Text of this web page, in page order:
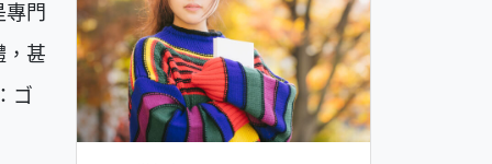
門
，甚
ゴ